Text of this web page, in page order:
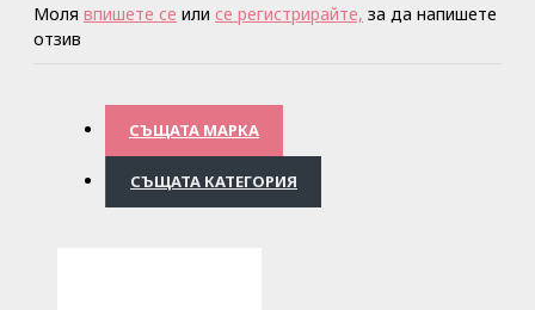
Моля впишете се или се регистрирайте, за да напишете
отзив
СЪЩАТА МАРКА
СЪЩАТА КАТЕГОРИЯ